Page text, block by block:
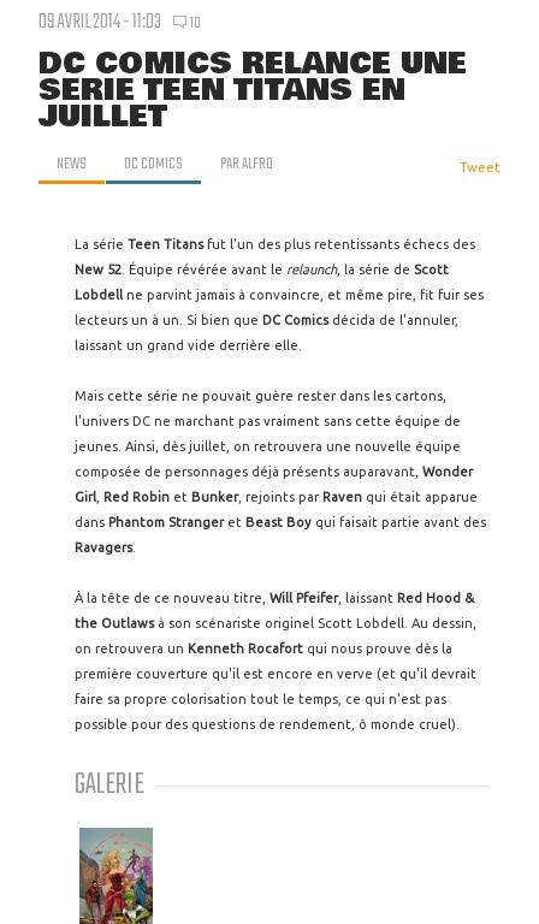
09 AVRIL 2014 - 11:03 10
DC COMICS RELANCE UNE
SÉRIE TEEN TITANS EN
JUILLET
NEWS DC COMICS PARALFRO Tweet
La série Teen Titansfut l'un des plus retentissants échecs des
New 52 . Équipe révérée avant le relaunch, la série de Scott
Lobdell ne parvint jamais à convaincre, et même pire, fit fuir ses
lecteurs un à un. Si bien que DC Comicsdécida de l'annuler,
laissant un grand vide derrière elle.
Mais cette série ne pouvait guère rester dans les cartons,
l'univers DC ne marchant pas vraiment sans cette équipe de
jeunes. Ainsi, dès juillet, on retrouvera une nouvelle équipe
composée de personnages déjà présents auparavant, Wonder
Girl Red Robin et Bunker, rejoints par Raven qui était apparue
dans Phantom Strangeret Beast Boy qui faisait partie avant des
Ravagers.
À la tête de ce nouveau titre, Will Pfeifer, laissant Red Hood &
the Outlawsà son scénariste originel Scott Lobdell. Au dessin,
on retrouvera un Kenneth Rocafort qui nous prouve dès la
première couverture qu'il est encore en verve (et qu'il devrait
faire sa propre colorisation tout le temps, ce qui n'est pas
possible pour des questions de rendement, ô monde cruel).
GALERIE